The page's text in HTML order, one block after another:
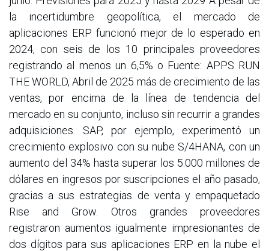
la incertidumbre geopolítica, el mercado de
aplicaciones ERP funcionó mejor de lo esperado en
2024, con seis de los 10 principales proveedores
registrando al menos un 6,5% o Fuente: APPS RUN
THE WORLD, Abril de 2025 más de crecimiento de las
ventas, por encima de la línea de tendencia del
mercado en su conjunto, incluso sin recurrir a grandes
adquisiciones. SAP, por ejemplo, experimentó un
crecimiento explosivo con su nube S/4HANA, con un
aumento del 34% hasta superar los 5.000 millones de
dólares en ingresos por suscripciones el año pasado,
gracias a sus estrategias de venta y empaquetado
Rise and Grow. Otros grandes proveedores
registraron aumentos igualmente impresionantes de
dos dígitos para sus aplicaciones ERP en la nube el